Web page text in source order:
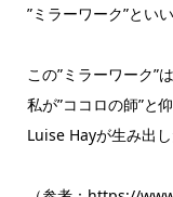
”ミラーワーク”といい
この”ミラーワーク”は
私が”ココロの師”と仰
Luise Hayが生み出し